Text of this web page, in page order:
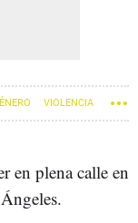
VIOLENCIA
en plena calle en